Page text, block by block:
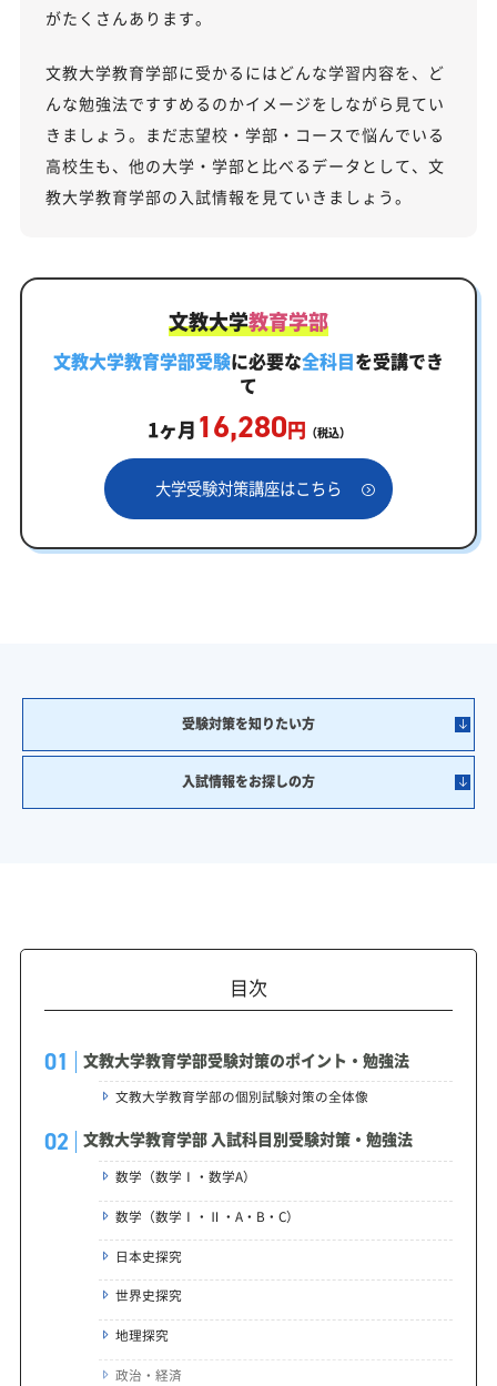
がたくさんあります。
文教大学教育学部に受かるにはどんな学習内容を、ど
んな勉強法ですすめるのかイメージをしながら見てい
きましょう。まだ志望校・学部・コースで悩んでいる
高校生も、他の大学・学部と比べるデータとして、文
教大学教育学部の入試情報を見ていきましょう。
文教大学教育学部
文教大学教育学部受験に必要な全科目を受講でき
て
1ヶ月 16,280円 （税込）
大学受験対策講座はこちら
受験対策を知りたい方
入試情報をお探しの方
目次
文教大学教育学部受験対策のポイント・勉強法
文教大学教育学部の個別試験対策の全体像
文教大学教育学部 入試科目別受験対策・勉強法
数学（数学Ⅰ・数学A）
数学（数学Ⅰ・Ⅱ・A・B・C）
日本史探究
世界史探究
地理探究
政治・経済